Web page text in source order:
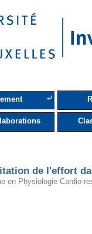
⤶
de l'effort
en Physiologie Cardio-